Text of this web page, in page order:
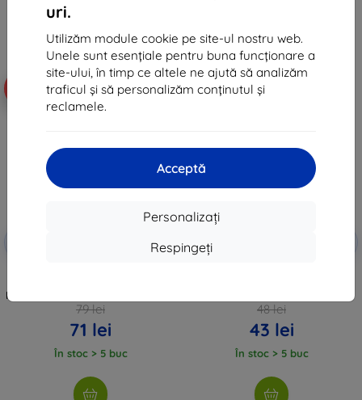
uri.
Utilizăm module cookie pe site-ul nostru web.
Unele sunt esențiale pentru buna funcționare a
site-ului, în timp ce altele ne ajută să analizăm
traficul și să personalizăm conținutul și
reclamele.
Acceptă
Personalizați
Respingeți
EXTRA10
PRO/GTS3/T-Rex 2 (57983107334)
79 lei
71 lei
În stoc > 5 buc
-10%
-10%
48 lei
43 lei
În stoc > 5 buc